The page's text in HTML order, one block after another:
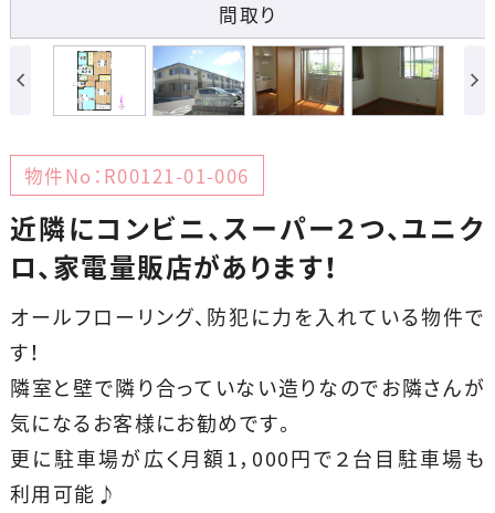
物件No：R00121-01-006
近隣にコンビニ、スーパー２つ、ユニク
ロ、家電量販店があります！
オールフローリング、防犯に力を入れている物件で
す！
隣室と壁で隣り合っていない造りなのでお隣さんが
気になるお客様にお勧めです。
更に駐車場が広く月額1，000円で２台目駐車場も
利用可能♪
間取り